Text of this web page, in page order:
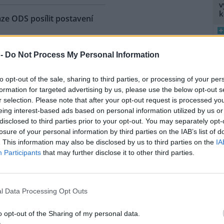
Do Not Process My Personal Information
opt-out of the sale, sharing to third parties, or processing of your
for targeted advertising by us, please use the below opt-out
selection. Please note that after your opt-out request is processed
interest-based ads based on personal information utilized by us
to third parties prior to your opt-out. You may separately
of your personal information by third parties on the IAB’s list of
This information may also be disclosed by us to third parties on the
Participants that may further disclose it to other third parties.
Data Processing Opt Outs
opt-out of the Sharing of my personal data.
ODS posílit postavení
postoj dnes zaujala vláda
posílit postavení
obcí a krajů v radách
parků. Vyplývá to z
v čele s Janem
při schvalování
by navíc ze zákona
sboru ČR kvůli
ochraně parků.
překvapilo.
pece v největší italské